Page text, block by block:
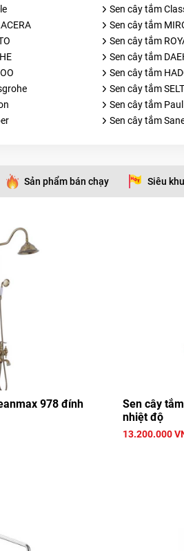
Sen cây tắm
Sen cây tắm
Sen cây tắm
Sen cây tắm
Sen cây tắm
Sen cây tắm
Sen cây tắm
Sen cây tắm
Sản phẩm bán chạy Siêu
978 đính
Sen cây
nhiệt độ
13.200.000